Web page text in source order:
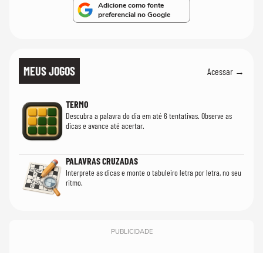
Adicione como fonte
preferencial no Google
MEUS JOGOS Acessar →
TERMO
Descubra a palavra do dia em até 6 tentativas. Observe as
dicas e avance até acertar.
PALAVRAS CRUZADAS
Interprete as dicas e monte o tabuleiro letra por letra, no seu
ritmo.
PUBLICIDADE